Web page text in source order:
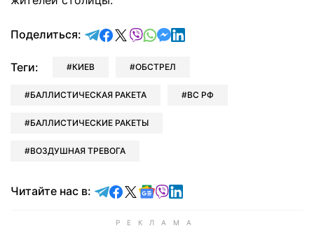
Поделиться: отправить в Telegram
поделиться в Facebook
поделиться в X
отправить в Viber
отправить в Whatsapp
отправить в Messenger
отправить в LinkedIn
Теги: КИЕВ ОБСТРЕЛ
БАЛЛИСТИЧЕСКАЯ РАКЕТА ВС РФ
БАЛЛИСТИЧЕСКИЕ РАКЕТЫ
ВОЗДУШНАЯ ТРЕВОГА
Читайте нас в: Читайте в Telegram
Читайте в Facebook
Читайте в X
Читайте в Google news
Читайте в Viber
Читайте в LinkedIn